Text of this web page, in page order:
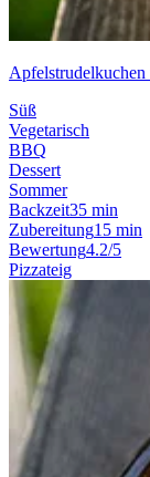
Süß
Vegetarisch
BBQ
Dessert
Sommer
Backzeit35 min
Zubereitung15 min
Bewertung4.2/5
Pizzateig